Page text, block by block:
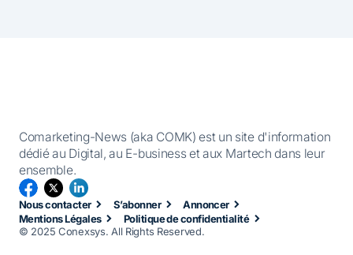
Comarketing-News (aka COMK) est un site d'information
dédié au Digital, au E-business et aux Martech dans leur
ensemble.
Nous contacter S’abonner
Annoncer
Mentions Légales
Politique de confidentialité
© 2025 Conexsys. All Rights Reserved.